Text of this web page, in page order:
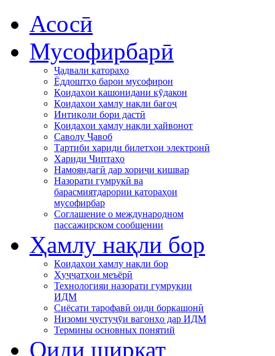
Асосӣ
Мусофирбарӣ
Ҷадвали қатораҳо
Ёддоштҳо барои мусофирон
Қоидаҳои кашонидани кӯдакон
Қоидаҳои ҳамлу нақли бағоҷ
Интиқоли бори дастӣ
Қоидаҳои ҳамлу нақли ҳайвонот
Саволу Ҷавоб
Тартиби хариди билетҳои электронӣ
Хариди Чиптаҳо
Намояндагӣ дар хориҷи кишвар
Назорати гумрукӣ ва
барасмиятдарории қатораҳои
мусофирбар
Соглашение о международном
пассажирском сообщении
Ҳамлу нақли бор
Қоидаҳои ҳамлу нақли бор
Ҳуҷҷатҳои меъёрӣ
Технологияи назорати гумрукии
ИДМ
Сиёсати тарофавӣ оиди боркашонӣ
Низоми ҷустуҷӯи вагонҳо дар ИДМ
Термины основных понятий
Оиди ширкат